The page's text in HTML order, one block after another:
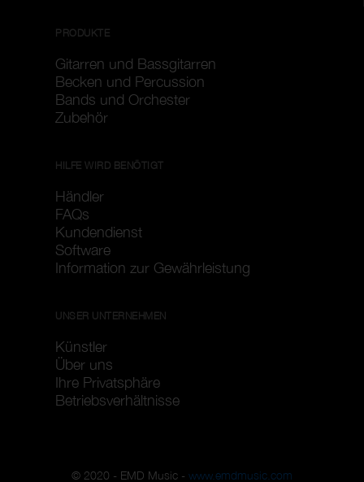
PRODUKTE
Gitarren und Bassgitarren
Becken und Percussion
Bands und Orchester
Zubehör
HILFE WIRD BENÖTIGT
Händler
FAQs
Kundendienst
Software
Information zur Gewährleistung
UNSER UNTERNEHMEN
Künstler
Über uns
Ihre Privatsphäre
Betriebsverhältnisse
© 2020 - EMD Music - www.emdmusic.com